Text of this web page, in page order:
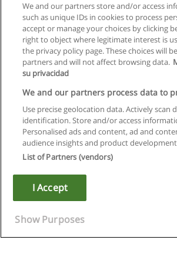
Kullanım koşulları
Gizlilik politikası
Copyright © Educaedu Business S.L. - CIF :
We and our partners store and/or access
such as unique IDs in cookies to process
accept or manage your choices by clicking
right to object where legitimate interest is
the privacy policy page. These choices will
partners and will not affect browsing data.
su privacidad
We and our partners process data to
Use precise geolocation data. Actively scan
identification. Store and/or access
Personalised ads and content, ad and
audience insights and product
List of Partners (vendors)
I Accept
Show Purposes